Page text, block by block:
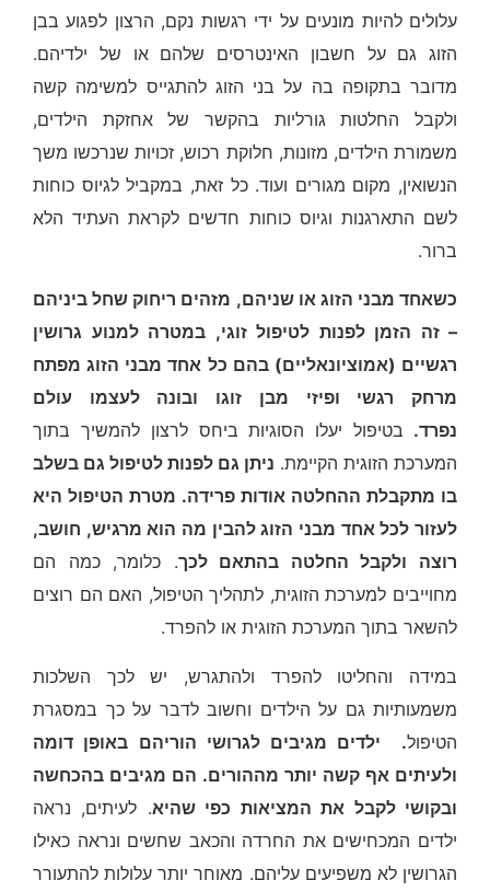
עלולים להיות מונעים על ידי רגשות נקם, הרצון לפגוע בבן
הזוג גם על חשבון האינטרסים שלהם או של ילדיהם.
מדובר בתקופה בה על בני הזוג להתגייס למשימה קשה
ולקבל החלטות גורליות בהקשר של אחזקת הילדים,
משמורת הילדים, מזונות, חלוקת רכוש, זכויות שנרכשו משך
הנשואין, מקום מגורים ועוד. כל זאת, במקביל לגיוס כוחות
לשם התארגנות וגיוס כוחות חדשים לקראת העתיד הלא
ברור.
כשאחד מבני הזוג או שניהם, מזהים ריחוק שחל ביניהם
– זה הזמן לפנות לטיפול זוגי, במטרה למנוע גרושין
רגשיים (אמוציונאליים) בהם כל אחד מבני הזוג מפתח
מרחק רגשי ופיזי מבן זוגו ובונה לעצמו עולם
נפרד. בטיפול יעלו הסוגיות ביחס לרצון להמשיך בתוך
המערכת הזוגית הקיימת. ניתן גם לפנות לטיפול גם בשלב
בו מתקבלת ההחלטה אודות פרידה. מטרת הטיפול היא
לעזור לכל אחד מבני הזוג להבין מה הוא מרגיש, חושב,
רוצה ולקבל החלטה בהתאם לכך. כלומר, כמה הם
מחוייבים למערכת הזוגית, לתהליך הטיפול, האם הם רוצים
להשאר בתוך המערכת הזוגית או להפרד.
במידה והחליטו להפרד ולהתגרש, יש לכך השלכות
משמעותיות גם על הילדים וחשוב לדבר על כך במסגרת
הטיפול. ילדים מגיבים לגרושי הוריהם באופן דומה
ולעיתים אף קשה יותר מההורים. הם מגיבים בהכחשה
ובקושי לקבל את המציאות כפי שהיא. לעיתים, נראה
ילדים המכחישים את החרדה והכאב שחשים ונראה כאילו
הגרושין לא משפיעים עליהם. מאוחר יותר עלולות להתעורר